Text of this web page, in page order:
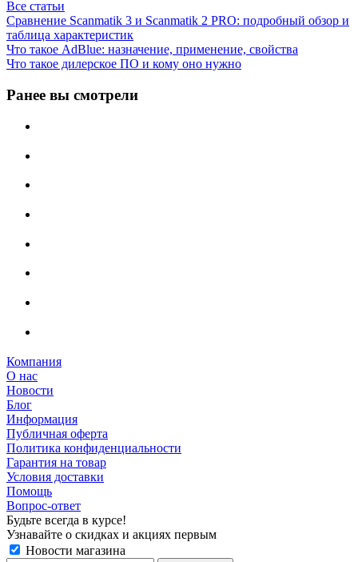
Все статьи
Сравнение Scanmatik 3 и Scanmatik 2 PRO: подробный обзор и
таблица характеристик
Что такое AdBlue: назначение, применение, свойства
Что такое дилерское ПО и кому оно нужно
Ранее вы смотрели
Компания
О нас
Новости
Блог
Информация
Публичная оферта
Политика конфиденциальности
Гарантия на товар
Условия доставки
Помощь
Вопрос-ответ
Будьте всегда в курсе!
Узнавайте о скидках и акциях первым
Новости магазина